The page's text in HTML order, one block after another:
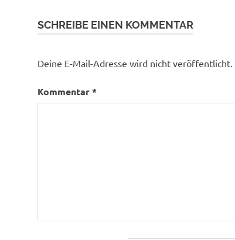
SCHREIBE EINEN KOMMENTAR
Deine E-Mail-Adresse wird nicht veröffentlicht.
Kommentar*